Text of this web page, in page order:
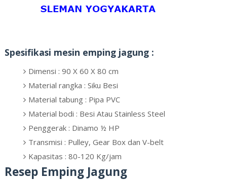
Spesifikasi mesin emping jagung :
Dimensi : 90 X 60 X 80 cm
Material rangka : Siku Besi
Material tabung : Pipa PVC
Material bodi : Besi Atau Stainless Steel
Penggerak : Dinamo ½ HP
Transmisi : Pulley, Gear Box dan V-belt
Kapasitas : 80-120 Kg/jam
Resep Emping Jagung